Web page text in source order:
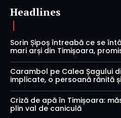
Headlines
Sorin Șipoș întreabă ce se
mari arși din Timișoara,
Carambol pe Calea Șagului
implicate, o persoană rănită și
Criză de apă în Timișoara:
plin val de caniculă